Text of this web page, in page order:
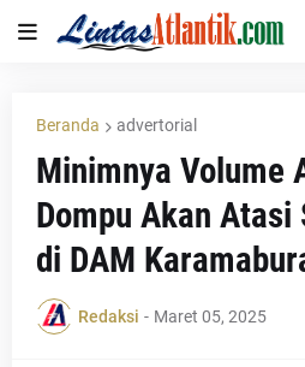
Beranda advertorial
Minimnya Volume
Dompu Akan Atasi
di DAM
Redaksi - Maret 05, 2025